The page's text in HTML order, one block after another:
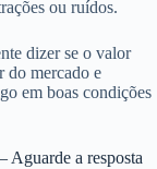
ou ruídos.
dizer se o valor
do mercado e
em boas condições
Aguarde a resposta